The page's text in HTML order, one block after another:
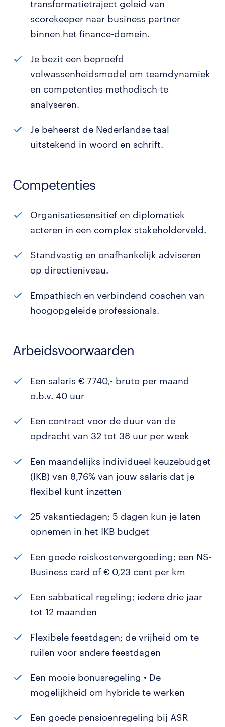
transformatietraject geleid van
scorekeeper naar business partner
binnen het finance-domein.
Je bezit een beproefd
volwassenheidsmodel om teamdynamiek
en competenties methodisch te
analyseren.
Je beheerst de Nederlandse taal
uitstekend in woord en schrift.
Competenties
Organisatiesensitief en diplomatiek
acteren in een complex stakeholderveld.
Standvastig en onafhankelijk adviseren
op directieniveau.
Empathisch en verbindend coachen van
hoogopgeleide professionals.
Arbeidsvoorwaarden
Een salaris € 7740,- bruto per maand
o.b.v. 40 uur
Een contract voor de duur van de
opdracht van 32 tot 38 uur per week
Een maandelijks individueel keuzebudget
(IKB) van 8,76% van jouw salaris dat je
flexibel kunt inzetten
25 vakantiedagen; 5 dagen kun je laten
opnemen in het IKB budget
Een goede reiskostenvergoeding; een NS-
Business card of € 0,23 cent per km
Een sabbatical regeling; iedere drie jaar
tot 12 maanden
Flexibele feestdagen; de vrijheid om te
ruilen voor andere feestdagen
Een mooie bonusregeling • De
mogelijkheid om hybride te werken
Een goede pensioenregeling bij ASR